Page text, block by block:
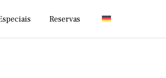
Reservas